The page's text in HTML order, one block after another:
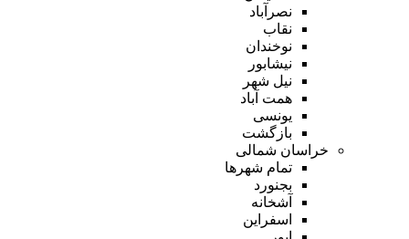
نصرآباد
نقاب
نوخندان
نیشابور
نیل شهر
همت آباد
یونسی
بازگشت
خراسان شمالی
تمام شهر‌ها
بجنورد
آشخانه
اسفراین